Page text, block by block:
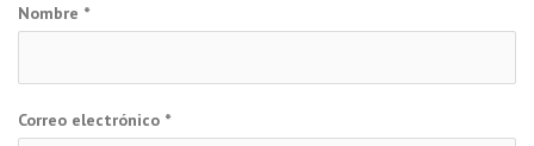
Nombre *
Correo electrónico *